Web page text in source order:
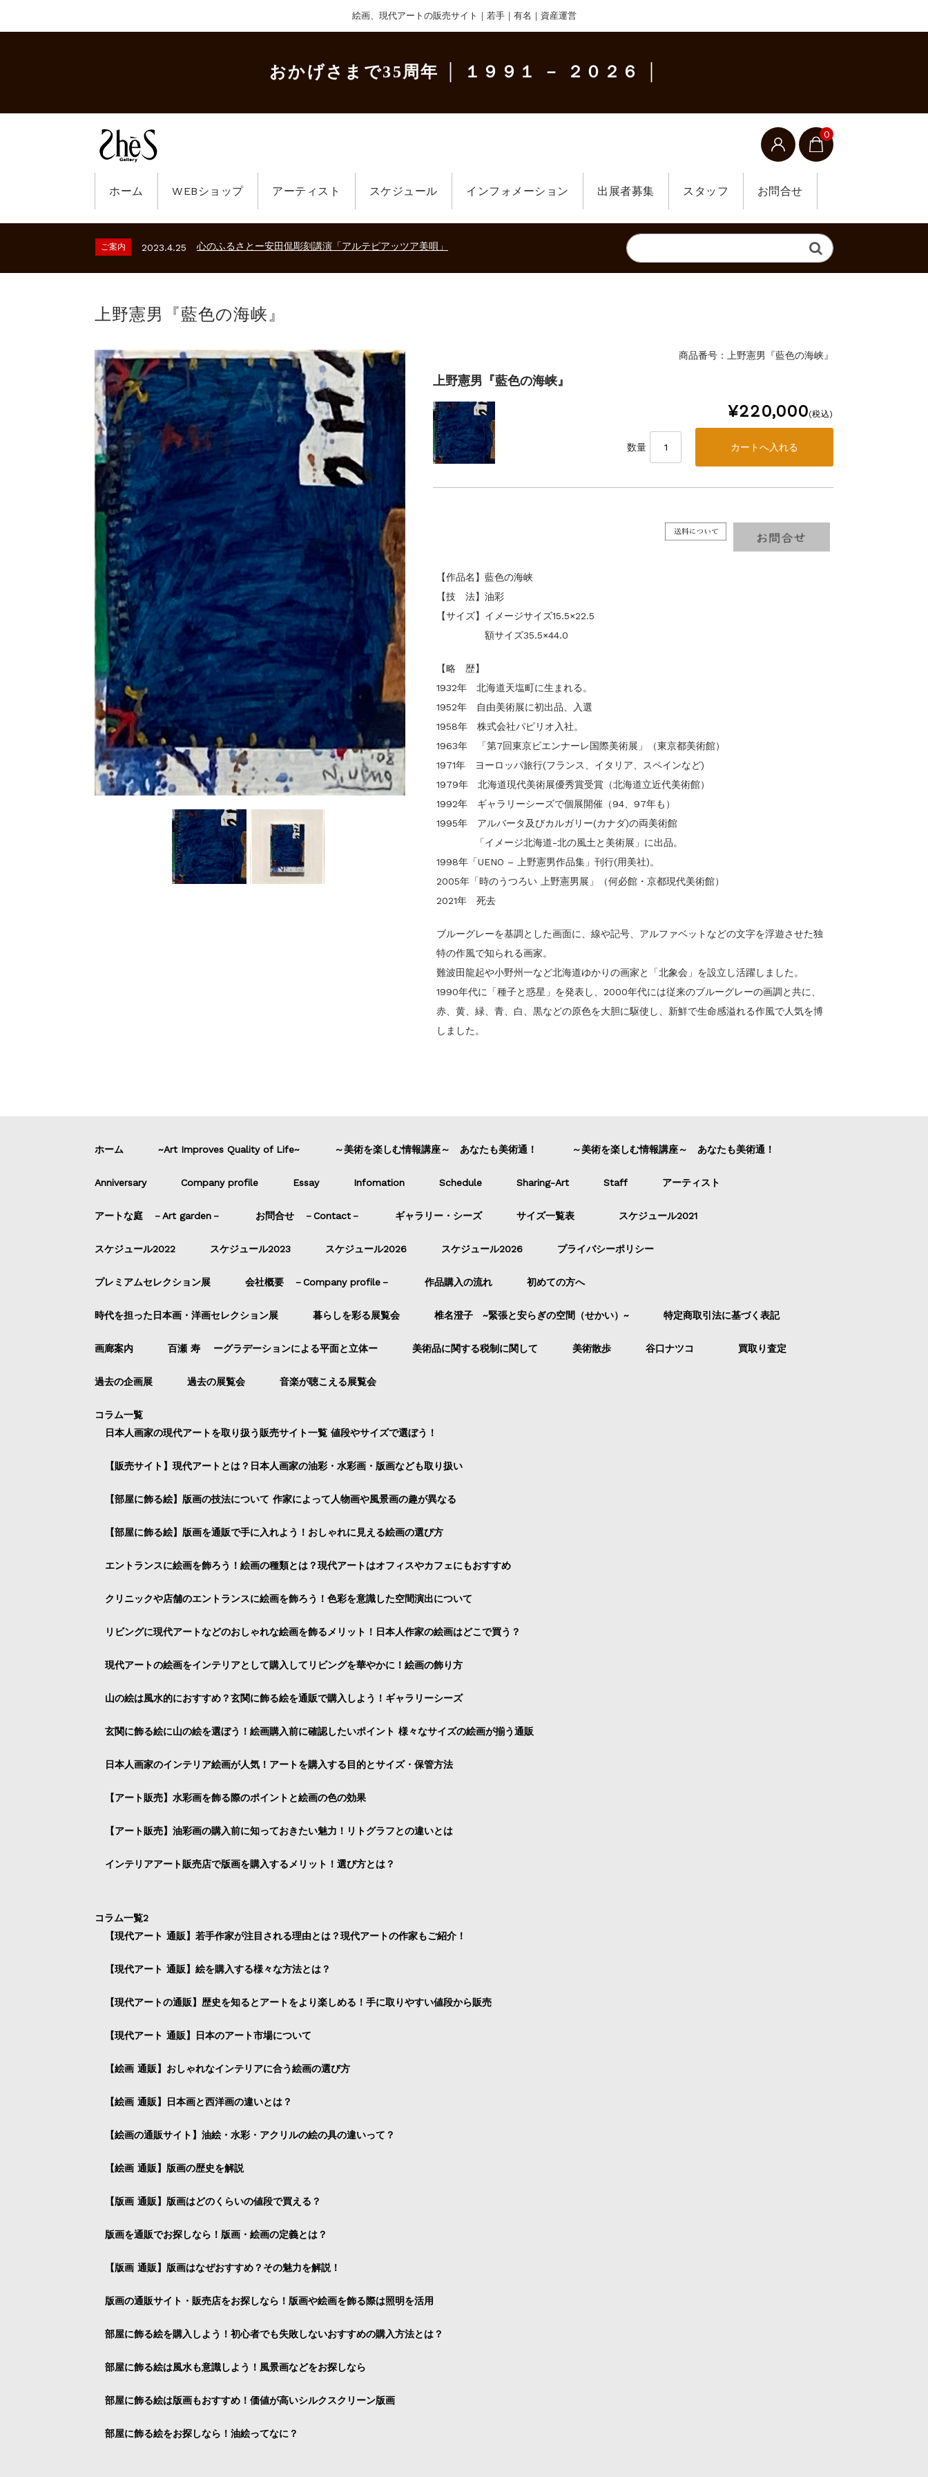
絵画、現代アートの販売サイト｜若手｜有名｜資産運営
おかげさまで35周年 │ １９９１ － ２０２６ │
0
ホーム WEBショップ アーティスト スケジュール インフォメーション 出展者募集 スタッフ お問合せ
ご案内 2023.2.25 ギャラリーシーズ「秋の美術散歩 京都・大阪 ～二都物語～」
砂澤ビッキ展 －砂澤ビッキの生きた時代－
ご案内 2023.2.25 ギャラリーシーズ「秋の美術散歩 京都・大阪 ～二都物語～」
ご案内 2023.2.25 ギャラリーシーズ「秋の美術散歩 京都・大阪 ～二都物語～」
上野憲男『藍色の海峡』
商品番号：上野憲男『藍色の海峡』
上野憲男『藍色の海峡』
¥220,000(税込)
数量
【作品名】藍色の海峡
【技 法】油彩
【サイズ】イメージサイズ15.5×22.5
額サイズ35.5×44.0
【略 歴】
1932年 北海道天塩町に生まれる。
1952年 自由美術展に初出品、入選
1958年 株式会社パピリオ入社。
1963年 「第7回東京ビエンナーレ国際美術展」（東京都美術館）
1971年 ヨーロッパ旅行(フランス、イタリア、スペインなど)
1979年 北海道現代美術展優秀賞受賞（北海道立近代美術館）
1992年 ギャラリーシーズで個展開催（94、97年も）
1995年 アルバータ及びカルガリー(カナダ)の両美術館
「イメージ北海道-北の風土と美術展」に出品。
1998年「UENO – 上野憲男作品集」刊行(用美社)。
2005年「時のうつろい 上野憲男展」（何必館・京都現代美術館）
2021年 死去
ブルーグレーを基調とした画面に、線や記号、アルファベットなどの文字を浮遊させた独
特の作風で知られる画家。
難波田龍起や小野州一など北海道ゆかりの画家と「北象会」を設立し活躍しました。
1990年代に「種子と惑星」を発表し、2000年代には従来のブルーグレーの画調と共に、
赤、黄、緑、青、白、黒などの原色を大胆に駆使し、新鮮で生命感溢れる作風で人気を博
しました。
ホーム ~Art Improves Quality of Life~ ～美術を楽しむ情報講座～ あなたも美術通！ ～美術を楽しむ情報講座～ あなたも美術通！
Anniversary Company profile Essay Infomation Schedule Sharing-Art Staff アーティスト
アートな庭 －Art garden－ お問合せ －Contact－ ギャラリー・シーズ サイズ一覧表 スケジュール2021
スケジュール2022 スケジュール2023 スケジュール2026 スケジュール2026 プライバシーポリシー
プレミアムセレクション展 会社概要 －Company profile－ 作品購入の流れ 初めての方へ
時代を担った日本画・洋画セレクション展 暮らしを彩る展覧会 椎名澄子 ~緊張と安らぎの空間（せかい）~ 特定商取引法に基づく表記
画廊案内 百瀬 寿 ーグラデーションによる平面と立体ー 美術品に関する税制に関して 美術散歩 谷口ナツコ 買取り査定
過去の企画展 過去の展覧会 音楽が聴こえる展覧会
コラム一覧
日本人画家の現代アートを取り扱う販売サイト一覧 値段やサイズで選ぼう！
【販売サイト】現代アートとは？日本人画家の油彩・水彩画・版画なども取り扱い
【部屋に飾る絵】版画の技法について 作家によって人物画や風景画の趣が異なる
【部屋に飾る絵】版画を通販で手に入れよう！おしゃれに見える絵画の選び方
エントランスに絵画を飾ろう！絵画の種類とは？現代アートはオフィスやカフェにもおすすめ
クリニックや店舗のエントランスに絵画を飾ろう！色彩を意識した空間演出について
リビングに現代アートなどのおしゃれな絵画を飾るメリット！日本人作家の絵画はどこで買う？
現代アートの絵画をインテリアとして購入してリビングを華やかに！絵画の飾り方
山の絵は風水的におすすめ？玄関に飾る絵を通販で購入しよう！ギャラリーシーズ
玄関に飾る絵に山の絵を選ぼう！絵画購入前に確認したいポイント 様々なサイズの絵画が揃う通販
日本人画家のインテリア絵画が人気！アートを購入する目的とサイズ・保管方法
【アート販売】水彩画を飾る際のポイントと絵画の色の効果
【アート販売】油彩画の購入前に知っておきたい魅力！リトグラフとの違いとは
インテリアアート販売店で版画を購入するメリット！選び方とは？
コラム一覧2
【現代アート 通販】若手作家が注目される理由とは？現代アートの作家もご紹介！
【現代アート 通販】絵を購入する様々な方法とは？
【現代アートの通販】歴史を知るとアートをより楽しめる！手に取りやすい値段から販売
【現代アート 通販】日本のアート市場について
【絵画 通販】おしゃれなインテリアに合う絵画の選び方
【絵画 通販】日本画と西洋画の違いとは？
【絵画の通販サイト】油絵・水彩・アクリルの絵の具の違いって？
【絵画 通販】版画の歴史を解説
【版画 通販】版画はどのくらいの値段で買える？
版画を通販でお探しなら！版画・絵画の定義とは？
【版画 通販】版画はなぜおすすめ？その魅力を解説！
版画の通販サイト・販売店をお探しなら！版画や絵画を飾る際は照明を活用
部屋に飾る絵を購入しよう！初心者でも失敗しないおすすめの購入方法とは？
部屋に飾る絵は風水も意識しよう！風景画などをお探しなら
部屋に飾る絵は版画もおすすめ！価値が高いシルクスクリーン版画
部屋に飾る絵をお探しなら！油絵ってなに？